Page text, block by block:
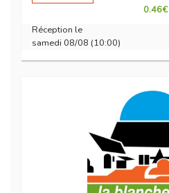
0.46€
Réception le
samedi 08/08 (10:00)